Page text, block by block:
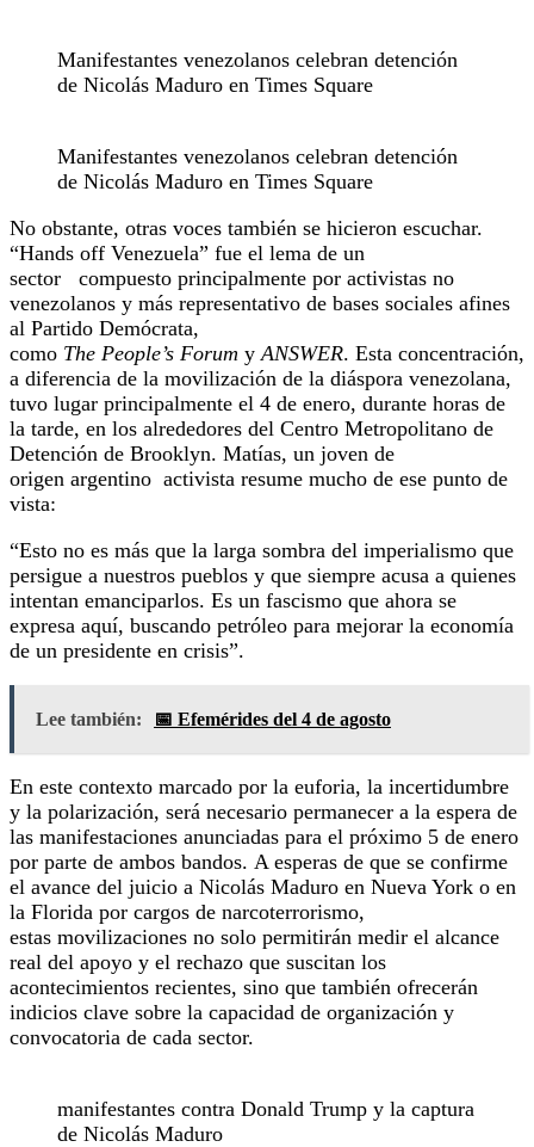
Manifestantes venezolanos celebran detención
de Nicolás Maduro en Times Square
Manifestantes venezolanos celebran detención
de Nicolás Maduro en Times Square
No obstante, otras voces también se hicieron escuchar.
“Hands off Venezuela” fue el lema de un
sector compuesto principalmente por activistas no
venezolanos y más representativo de bases sociales afines
al Partido Demócrata,
como The People’s Forum y ANSWER. Esta concentración,
a diferencia de la movilización de la diáspora venezolana,
tuvo lugar principalmente el 4 de enero, durante horas de
la tarde, en los alrededores del Centro Metropolitano de
Detención de Brooklyn. Matías, un joven de
origen argentino activista resume mucho de ese punto de
vista:
“Esto no es más que la larga sombra del imperialismo que
persigue a nuestros pueblos y que siempre acusa a quienes
intentan emanciparlos. Es un fascismo que ahora se
expresa aquí, buscando petróleo para mejorar la economía
de un presidente en crisis”.
Lee también: 📅 Efemérides del 4 de agosto
En este contexto marcado por la euforia, la incertidumbre
y la polarización, será necesario permanecer a la espera de
las manifestaciones anunciadas para el próximo 5 de enero
por parte de ambos bandos. A esperas de que se confirme
el avance del juicio a Nicolás Maduro en Nueva York o en
la Florida por cargos de narcoterrorismo,
estas movilizaciones no solo permitirán medir el alcance
real del apoyo y el rechazo que suscitan los
acontecimientos recientes, sino que también ofrecerán
indicios clave sobre la capacidad de organización y
convocatoria de cada sector.
manifestantes contra Donald Trump y la captura
de Nicolás Maduro